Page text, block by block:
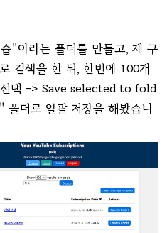
"이라는 폴더를 만들고, 제 구
검색을 한 뒤, 한번에 100개
선택 -> Save selected to fold
더로 일괄 저장을 해봤습니